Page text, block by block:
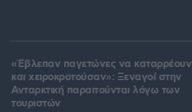
«Έβλεπαν παγετώνες να καταρρέουν
και χειροκροτούσαν»: Ξεναγοί στην
Ανταρκτική παραιτούνται λόγω των
τουριστών